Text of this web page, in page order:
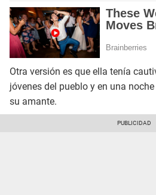
Otra versión es que ella tenía
jóvenes del pueblo y en una
su amante.